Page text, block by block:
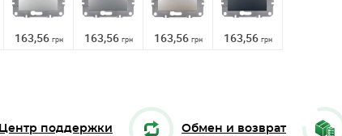
163,56 грн 163,56 грн 163,56 грн 163,56 грн
Центр поддержки Обмен и возврат